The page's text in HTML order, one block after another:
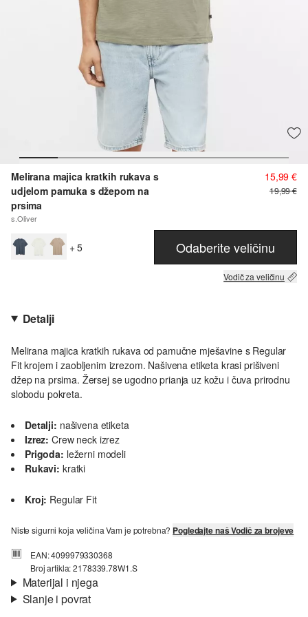
Melirana majica kratkih rukava s
udjelom pamuka s džepom na
prsima
s.Oliver
15,99 €
19,99 €
+ 5 Odaberite veličinu
Vodič za veličinu
Detalji
Melirana majica kratkih rukava od pamučne mješavine s Regular
Fit krojem i zaobljenim izrezom. Našivena etiketa krasi prišiveni
džep na prsima. Žersej se ugodno prianja uz kožu i čuva prirodnu
slobodu pokreta.
Detalji: našivena etiketa
Izrez: Crew neck izrez
Prigoda: ležerni modeli
Rukavi: kratki
Kroj: Regular Fit
Niste sigurni koja veličina Vam je potrebna? Pogledajte naš Vodič za brojeve
EAN: 4099979330368
Broj artikla: 2178339.78W1.S
Materijal i njega
Slanje i povrat